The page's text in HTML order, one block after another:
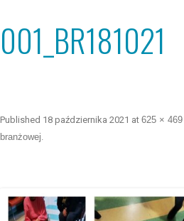
001_BR181021
Published 18 października 2021 at 625 × 469
branżowej.